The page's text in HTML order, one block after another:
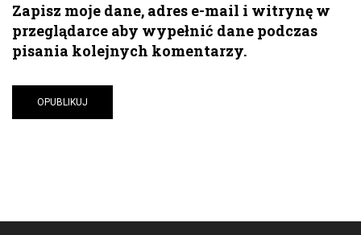
Zapisz moje dane, adres e-mail i witrynę w
przeglądarce aby wypełnić dane podczas
pisania kolejnych komentarzy.